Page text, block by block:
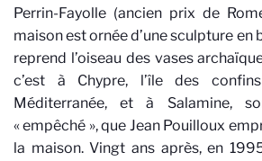
Perrin-Fayolle (ancien prix de
maison est ornée d’une sculpture en
reprend l’oiseau des vases
c’est à Chypre, l’île des
Méditerranée, et à Salamine,
« empêché », que Jean Pouilloux
la maison. Vingt ans après, en